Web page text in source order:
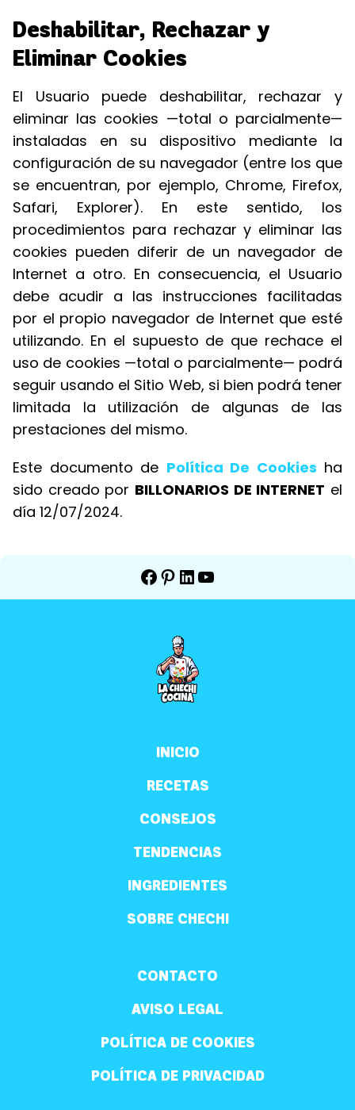
Deshabilitar, Rechazar y
Eliminar Cookies
El Usuario puede deshabilitar, rechazar y
eliminar las cookies —total o parcialmente—
instaladas en su dispositivo mediante la
configuración de su navegador (entre los que
se encuentran, por ejemplo, Chrome, Firefox,
Safari, Explorer). En este sentido, los
procedimientos para rechazar y eliminar las
cookies pueden diferir de un navegador de
Internet a otro. En consecuencia, el Usuario
debe acudir a las instrucciones facilitadas
por el propio navegador de Internet que esté
utilizando. En el supuesto de que rechace el
uso de cookies —total o parcialmente— podrá
seguir usando el Sitio Web, si bien podrá tener
limitada la utilización de algunas de las
prestaciones del mismo.
Este documento de Política De Cookies ha
sido creado por BILLONARIOS DE INTERNET el
día 12/07/2024.
Facebook
Pinterest
LinkedIn
YouTube
INICIO
RECETAS
CONSEJOS
TENDENCIAS
INGREDIENTES
SOBRE CHECHI
CONTACTO
AVISO LEGAL
POLÍTICA DE COOKIES
POLÍTICA DE PRIVACIDAD